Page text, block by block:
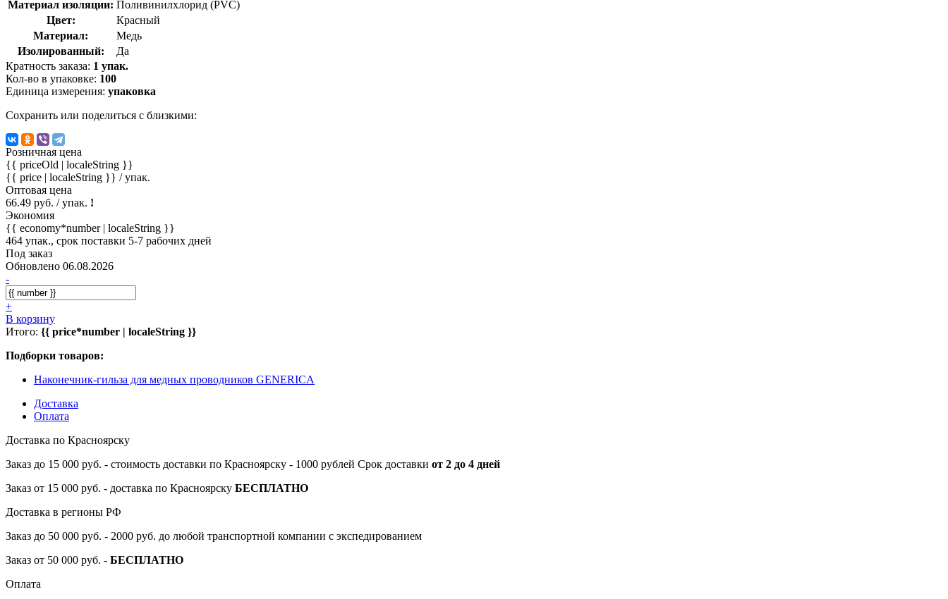
Материал изоляции: Поливинилхлорид (PVC)
Цвет:
Красный
Материал:
Медь
Изолированный:
Да
Кратность заказа: 1 упак.
Кол-во в упаковке: 100
Единица измерения: упаковка
Сохранить или поделиться с близкими:
Розничная цена
{{ priceOld | localeString }}
{{ price | localeString }} / упак.
Оптовая цена
66.49 руб. / упак. !
Экономия
{{ economy*number | localeString }}
464 упак., срок поставки 5-7 рабочих дней
Под заказ
Обновлено 06.08.2026
-
+
В корзину
Итого: {{ price*number | localeString }}
Подборки товаров:
Наконечник-гильза для медных проводников GENERICA
Доставка
Оплата
Доставка по Красноярску
Заказ до 15 000 руб. - стоимость доставки по Красноярску - 1000 рублей Срок доставки от 2 до 4 дней
Заказ от 15 000 руб. - доставка по Красноярску БЕСПЛАТНО
Доставка в регионы РФ
Заказ до 50 000 руб. - 2000 руб. до любой транспортной компании с экспедированием
Заказ от 50 000 руб. - БЕСПЛАТНО
Оплата